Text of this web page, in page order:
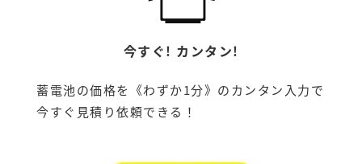
今すぐ! カンタン!
蓄電池の価格を《わずか1分》のカンタン入力で
今すぐ見積り依頼できる！